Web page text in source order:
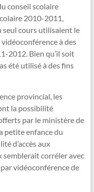
conseil scolaire
2010-2011,
seul cours utilisaient le
vidéoconférence à des
2012. Bien qu’il soit
été utilisé à des fins
provincial, les
la possibilité
par le ministère de
petite enfance du
d’accès aux
corréler avec
vidéoconférence de